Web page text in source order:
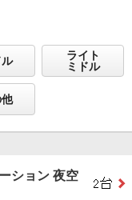
ル
ライト
ミドル
ション 夜空